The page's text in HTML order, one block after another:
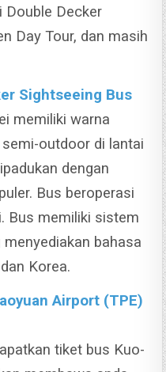
Double Decker
Day Tour, dan masih
Sightseeing Bus
memiliki warna
outdoor di lantai
dengan
Bus beroperasi
Bus memiliki sistem
bahasa
Korea.
Airport (TPE)
tiket bus Kuo-